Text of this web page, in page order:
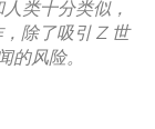
类十分类似，
除了吸引 Z 世
的风险。